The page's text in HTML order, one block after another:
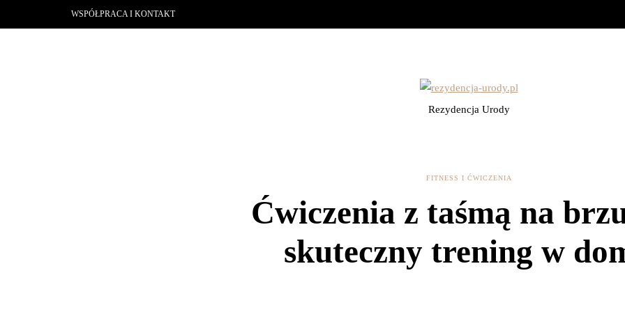
WSPÓŁPRACA I KONTAKT
Rezydencja Urody
FITNESS I ĆWICZENIA
Ćwiczenia z taśmą na
skuteczny trening w